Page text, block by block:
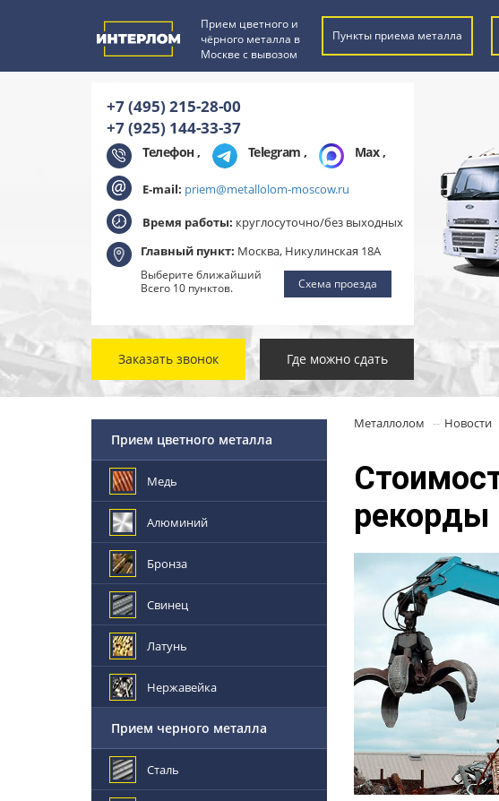
Прием цветного и
чёрного металла в
Москве с вывозом
Пункты приема металла
+7 (495) 215-28-00
+7 (925) 144-33-37
Телефон , Telegram , Max,
E-mail: priem@metallolom-moscow.ru
Время работы: круглосуточно/без выходных
Главный пункт: Москва, Никулинская 18А
Выберите ближайший
Всего 10 пунктов.
Схема проезда
Заказать звонок Где можно сдать
Металлолом Новости
рекорды
Прием цветного металла
Медь
Алюминий
Бронза
Свинец
Латунь
Нержавейка
Прием черного металла
Сталь